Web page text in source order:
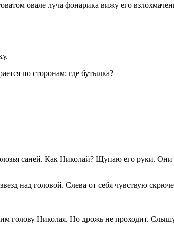
овале луча фонарика вижу его
по сторонам: где бутылка?
саней. Как Николай? Щупаю его руки.
над головой. Слева от себя чувствую
Николая. Но дрожь не проходит.